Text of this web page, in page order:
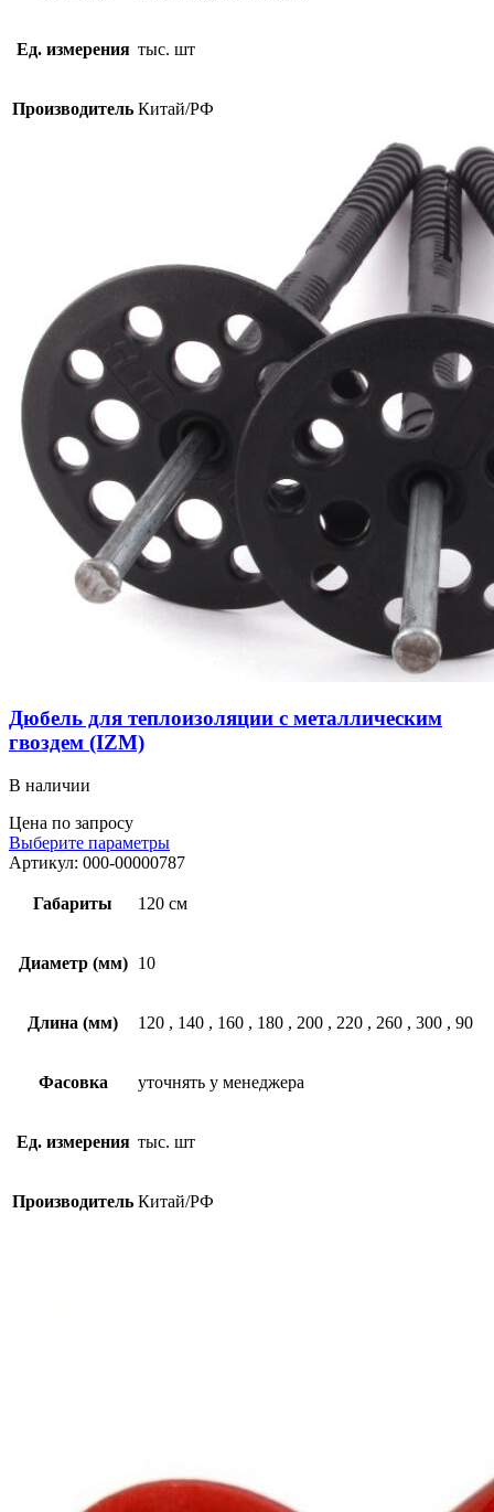
22
пластик
сверла
Ед. измерения тыс. шт
Производитель Китай/РФ
Дюбель для теплоизоляции с металлическим
гвоздем (IZM)
В наличии
Цена по запросу
Выберите параметры
Артикул: 000-00000787
Габариты 120 см
Диаметр (мм) 10
Длина (мм) 120 , 140 , 160 , 180 , 200 , 220 , 260 , 300 , 90
Фасовка уточнять у менеджера
Ед. измерения тыс. шт
Производитель Китай/РФ